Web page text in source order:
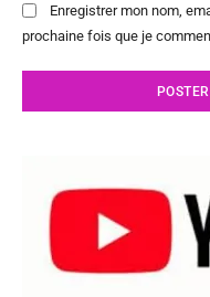
Enregistrer mon nom,
prochaine fois que je